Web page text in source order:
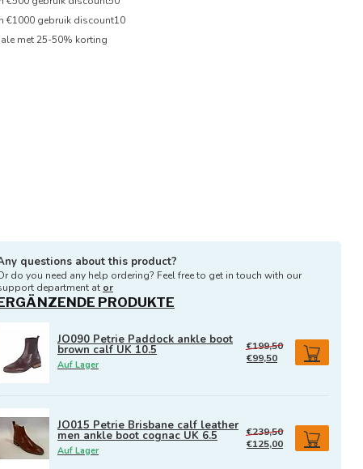
€1000 gebruik discount10
met 25-50% korting
questions about this product?
do you need any help ordering? Feel free to get in touch with our
department at or
PRODUKTE
JO090 Petrie Paddock ankle boot
brown calf UK 10.5
Auf Lager
€199,50
€99,50
JO015 Petrie Brisbane calf leather
men ankle boot cognac UK 6.5
Auf Lager
€239,50
€125,00